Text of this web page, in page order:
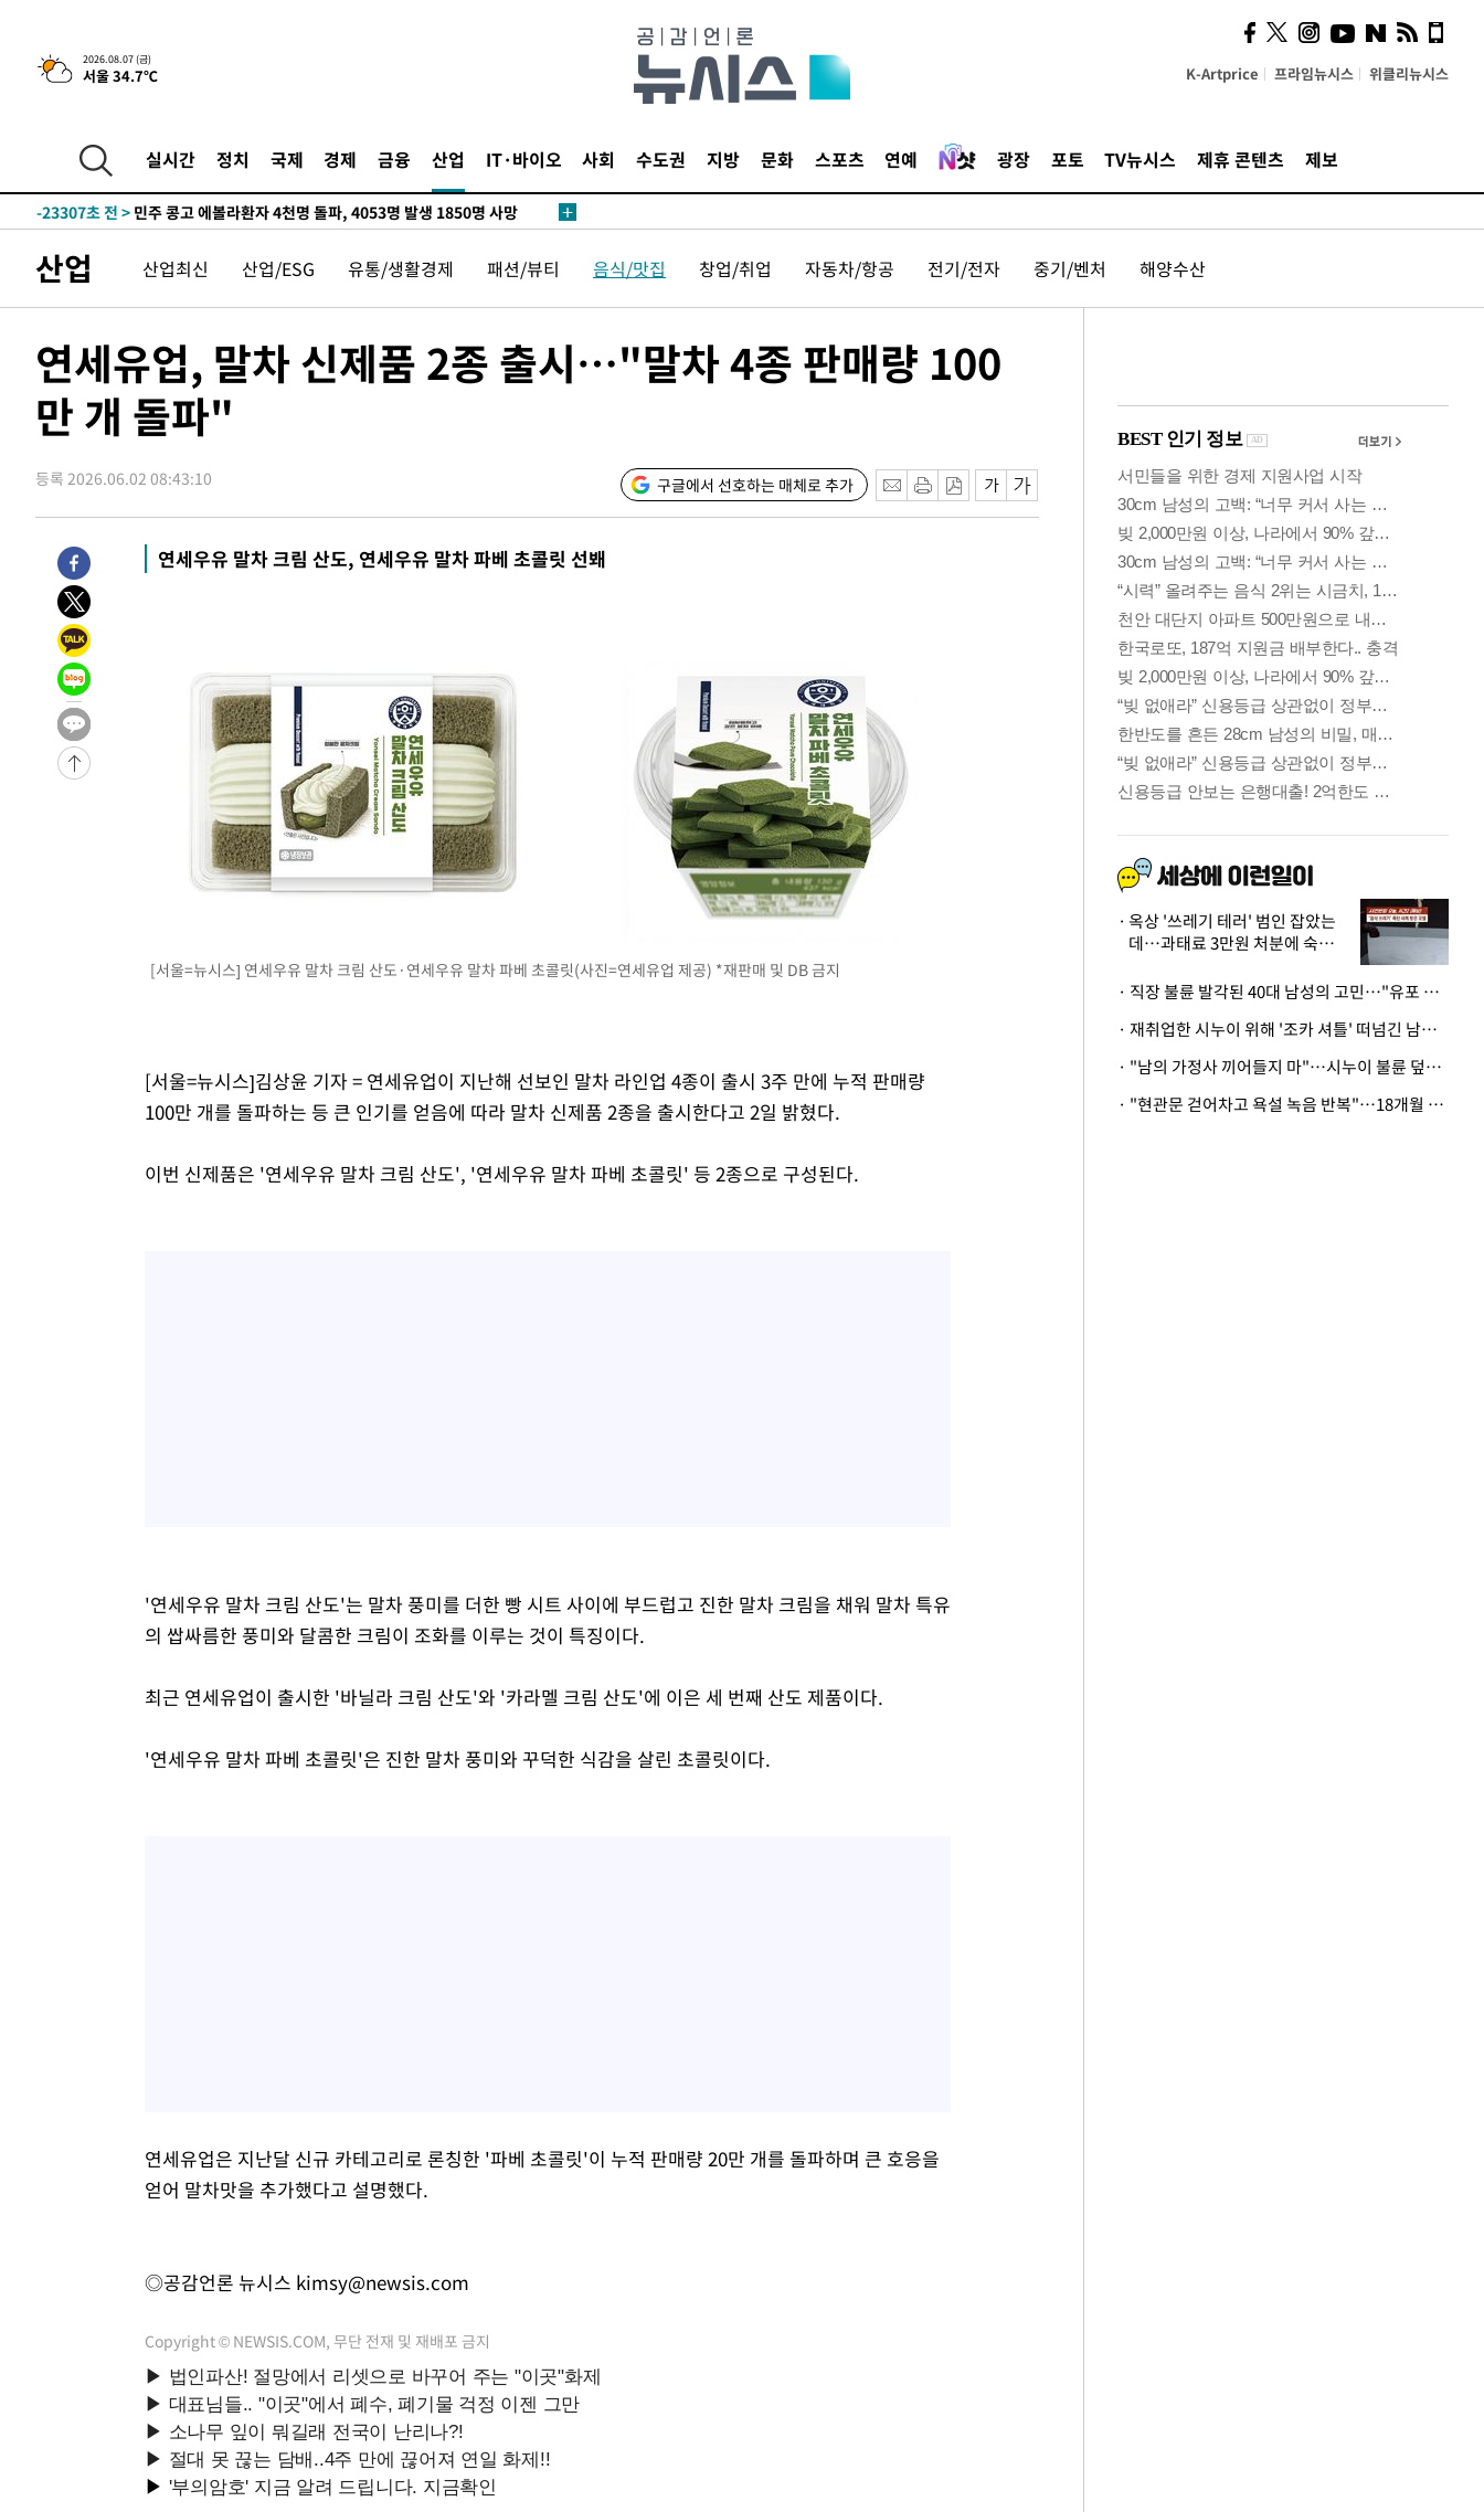
2026.08.07 (금)
서울 34.7℃ K-Artprice 프라임뉴시스 위클리뉴시스
실시간 정치 국제 경제 금융 산업 IT·바이오 사회 수도권 지방 문화 스포츠 연예 광장 포토 TV뉴시스 제휴 콘텐츠 제보
-5643초 전 > [속보] 뉴욕증시, 일제 하락 마감…나스닥 0.06%↓
25.3%↑
-26841초 전 >
[속보]'채상병 순직 책임' 임성근, 항소심도 징역 3년
-26707초 전 >
-23307초 전 > 민주 콩고 에볼라환자 4천명 돌파, 4053명 발생 1850명 사망
-21751초 전 >
"미 전국적 살모네라 식중독 원인은 멕시코산 할라피뇨"-- CDC
-20264초 전 >[속보]경찰·노동부, HL만도 평택사업장 끼임 사망 관련 압수수색
압수수색
-19900초 전 >[속보]원·달러 환율, 오전 9시 1423.8원
-19696초 전 >
[속보]삼성전자·SK하이닉스 동반 강보합…1%대 상승 출발
-19682초 전 >
[속보]코스닥, 5.95포인트(0.74%) 상승한 807.62개장
-16815초 전 >시리아 다마스쿠스 교외에서 미니버스 폭발.. 14명 부상, 3명은 중
태
-16113초 전 >입추에도 극한더위…서울 낮 39도 '폭염중대경보'
-11077초 전 >
이란, 호르무즈서 "적국 목표물들"과 대치로 남부 케슘섬에서 두차
례 큰 폭발음
-9792초 전 >
-7943초 전 >
-5643초 전 >
-29681초 전 >
[속보] 7월 중국 수출 23.9%↑ 수입 27.5%↑…무역총액
25.3%↑
-26841초 전 >
[속보]'채상병 순직 책임' 임성근, 항소심도 징역 3년
-26707초 전 >
[속보]종합특검, '관저이전 봐주기 감사' 유병호 구속기소
-23307초 전 >
민주 콩고 에볼라환자 4천명 돌파, 4053명 발생 1850명 사망
[속보]'300억원대 사기 혐의' 차가원 대표 구속 송치
"미 전국적 살모네라 식중독 원인은 멕시코산 할라피뇨"-- CDC
[속보]경찰·노동부, HL만도 평택사업장 끼임 사망 관련 압수수색
[속보]합수본, '투표율 허위 입력' 중앙·서울·경기도 선관위 등 9곳
[속보]코스닥, 5.95포인트(0.74%) 상승한 807.62개장
입추에도 극한더위…서울 낮 39도 '폭염중대경보'
이란, 호르무즈서 "적국 목표물들"과 대치로 남부 케슘섬에서 두차
[속보]트럼프, 美 원정출산 금지 행정명령 서명
산업 산업최신 산업/ESG 유통/생활경제 패션/뷰티 음식/맛집 창업/취업 자동차/항공 전기/전자 중기/벤처 해양수산
연세유업, 말차 신제품 2종 출시…"말차 4종 판매량 100
만 개 돌파"
등록 2026.06.02 08:43:10 구글에서 선호하는 매체로 추가
연세우유 말차 크림 산도, 연세우유 말차 파베 초콜릿 선봬
[서울=뉴시스] 연세우유 말차 크림 산도·연세우유 말차 파베 초콜릿(사진=연세유업 제공) *재판매 및 DB 금지
[서울=뉴시스]김상윤 기자 = 연세유업이 지난해 선보인 말차 라인업 4종이 출시 3주 만에 누적 판매량
100만 개를 돌파하는 등 큰 인기를 얻음에 따라 말차 신제품 2종을 출시한다고 2일 밝혔다.
이번 신제품은 '연세우유 말차 크림 산도', '연세우유 말차 파베 초콜릿' 등 2종으로 구성된다.
'연세우유 말차 크림 산도'는 말차 풍미를 더한 빵 시트 사이에 부드럽고 진한 말차 크림을 채워 말차 특유
의 쌉싸름한 풍미와 달콤한 크림이 조화를 이루는 것이 특징이다.
최근 연세유업이 출시한 '바닐라 크림 산도'와 '카라멜 크림 산도'에 이은 세 번째 산도 제품이다.
'연세우유 말차 파베 초콜릿'은 진한 말차 풍미와 꾸덕한 식감을 살린 초콜릿이다.
연세유업은 지난달 신규 카테고리로 론칭한 '파베 초콜릿'이 누적 판매량 20만 개를 돌파하며 큰 호응을
얻어 말차맛을 추가했다고 설명했다.
◎공감언론 뉴시스 kimsy@newsis.com
Copyright © NEWSIS.COM, 무단 전재 및 재배포 금지
시, 스마트폰 액세서리에
NFC 더했다
옥상 '쓰레기 테러' 범인 잡았는
데…과태료 3만원 처분에 숙박업
· 직장 불륜 발각된 40대 남성의 고민…"유포 동료 명예훼손·협박죄 고소 가능할까"
· 재취업한 시누이 위해 '조카 셔틀' 떠넘긴 남편…아내 "난 못한다"
· "남의 가정사 끼어들지 마"…시누이 불륜 덮으려는 남편에 억울한 아내
· "현관문 걷어차고 욕설 녹음 반복"…18개월 아기 키우는 집 뒤흔든 '앞집의 비극'